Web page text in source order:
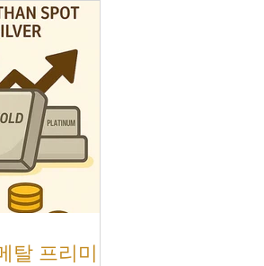
. 이 글에서는
미치는 영향을
및 투자 전략
기본 개념부터
성이란, 시장에
을 의미합니다.
니다: 발행량에
현재 존재하는
Rarity) 높은 등
탈 프리미